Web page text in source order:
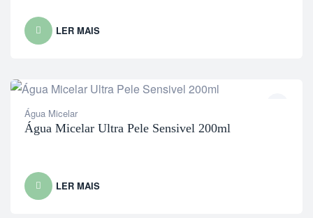
LER MAIS
Água Micelar
Água Micelar Ultra Pele Sensivel 200ml
LER MAIS